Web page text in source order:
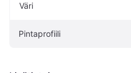
Väri
Pintaprofiili